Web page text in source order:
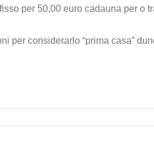
per 50,00 euro cadauna per o
per considerarlo “prima casa”